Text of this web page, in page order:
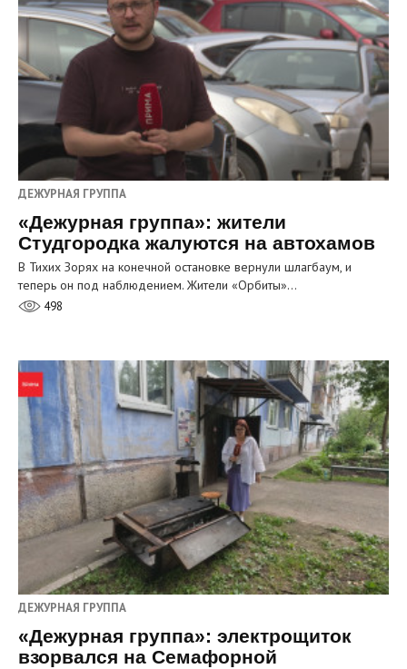
ДЕЖУРНАЯ ГРУППА
«Дежурная группа»: жители
Студгородка жалуются на автохамов
В Тихих Зорях на конечной остановке вернули шлагбаум, и
теперь он под наблюдением. Жители «Орбиты»…
498
ДЕЖУРНАЯ ГРУППА
«Дежурная группа»: электрощиток
взорвался на Семафорной